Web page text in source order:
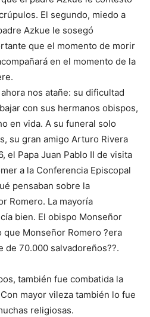
El segundo, miedo a
Azkue le sosegó
que el momento de morir
en el momento de la
nos atañe: su dificultad
con sus hermanos obispos,
en vida. A su funeral solo
su gran amigo Arturo Rivera
el Papa Juan Pablo II de visita
a la Conferencia Episcopal
pensaban sobre la
Romero. La mayoría
bien. El obispo Monseñor
que Monseñor Romero ?era
de 70.000 salvadoreños??.
también fue combatida la
mayor vileza también lo fue
religiosas.